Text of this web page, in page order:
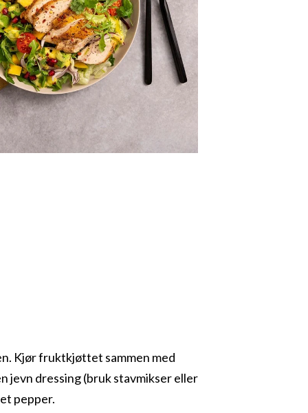
Kjør fruktkjøttet sammen med
jevn dressing (bruk stavmikser eller
pepper.